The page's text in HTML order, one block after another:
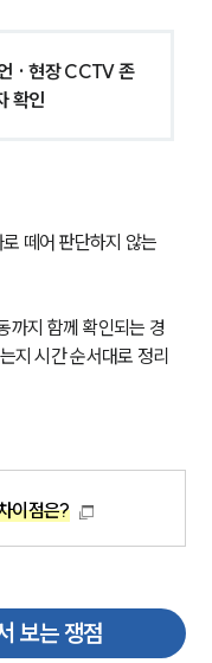
· 현장 CCTV 존
확인
떼어 판단하지 않는
까지 함께 확인되는 경
지 시간 순서대로 정리
이점은?
보는 쟁점